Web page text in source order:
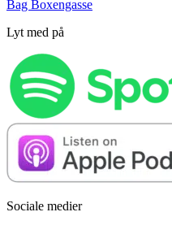
Bag Boxengasse
Lyt med på
Sociale medier